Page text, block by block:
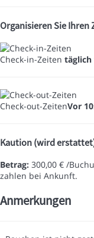
Organisieren Sie Ihren
Check-in-Zeiten täglich
Check-out-ZeitenVor
Kaution (wird
Betrag: 300,00 € /
zahlen bei Ankunft.
Anmerkungen